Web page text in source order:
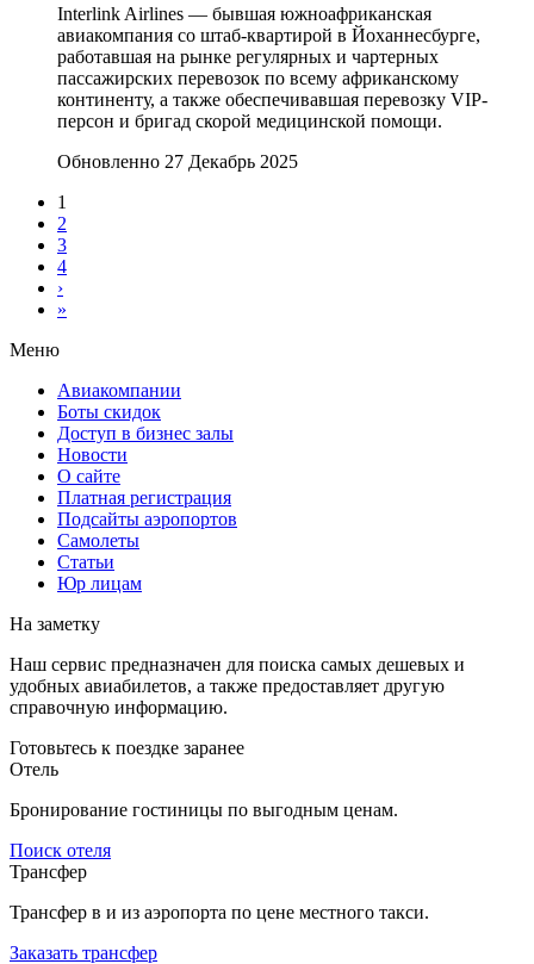
Interlink Airlines — бывшая южноафриканская
авиакомпания со штаб-квартирой в Йоханнесбурге,
работавшая на рынке регулярных и чартерных
пассажирских перевозок по всему африканскому
континенту, а также обеспечивавшая перевозку VIP-
персон и бригад скорой медицинской помощи.
Обновленно 27 Декабрь 2025
1
2
3
4
›
»
Меню
Авиакомпании
Боты скидок
Доступ в бизнес залы
Новости
О сайте
Платная регистрация
Подсайты аэропортов
Самолеты
Статьи
Юр лицам
На заметку
Наш сервис предназначен для поиска самых дешевых и
удобных авиабилетов, а также предоставляет другую
справочную информацию.
Готовьтесь к поездке заранее
Отель
Бронирование гостиницы по выгодным ценам.
Поиск отеля
Трансфер
Трансфер в и из аэропорта по цене местного такси.
Заказать трансфер